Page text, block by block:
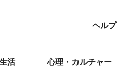
ヘルプ
活 心理・カルチャー